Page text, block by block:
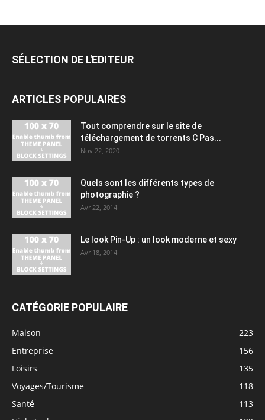
SÉLECTION DE L'EDITEUR
ARTICLES POPULAIRES
Tout comprendre sur le site de
téléchargement de torrents C Pas...
Nov 22, 2020
Quels sont les différents types de
photographie ?
Avr 22, 2014
Le look Pin-Up : un look moderne et sexy
Avr 18, 2014
CATÉGORIE POPULAIRE
Maison
223
Entreprise
156
Loisirs
135
Voyages/Tourisme
118
Santé
113